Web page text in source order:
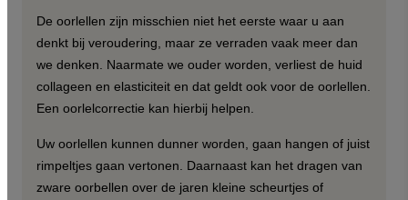
De oorlellen zijn misschien niet het eerste waar u aan
denkt bij veroudering, maar ze verraden vaak meer dan
we denken. Naarmate we ouder worden, verliest de huid
collageen en elasticiteit en dat geldt ook voor de oorlellen.
Een oorlelcorrectie kan hierbij helpen.
Uw oorlellen kunnen dunner worden, gaan hangen of juist
rimpeltjes gaan vertonen. Daarnaast kan het dragen van
zware oorbellen over de jaren kleine scheurtjes of